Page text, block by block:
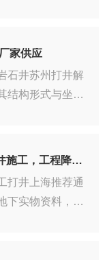
2、地层孔隙压
过程中的Zui关
温泉开发及辅助
地热资源开发...
家供应
石井苏州打井解
结构形式与坐底
处，受大海风浪
比钻井浮船要
上海打民用小深井，人工挖井施工，工程降水井
打井上海推荐通
下实物资料，即